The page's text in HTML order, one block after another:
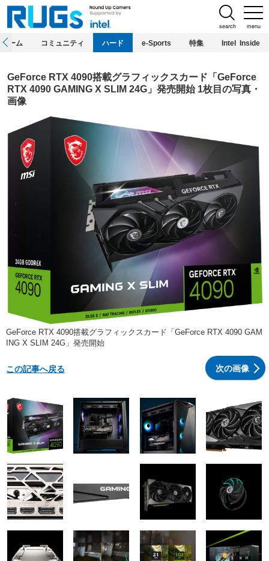
menu
search
ホーム コミュニティ ハード e-Sports 特集 Intel Inside
GeForce RTX 4090搭載グラフィックスカード「GeForce
RTX 4090 GAMING X SLIM 24G」発売開始 1枚目の写真・
画像
GeForce RTX 4090搭載グラフィックスカード「GeForce RTX 4090 GAM
ING X SLIM 24G」発売開始
次の画像
この記事へ戻る